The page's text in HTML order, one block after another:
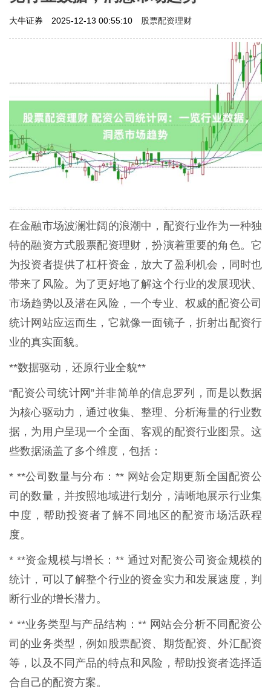
大牛证券 2025-12-13 00:55:10 股票配资理财
在金融市场波澜壮阔的浪潮中，配资行业作为一种独
特的融资方式股票配资理财，扮演着重要的角色。它
为投资者提供了杠杆资金，放大了盈利机会，同时也
带来了风险。为了更好地了解这个行业的发展现状、
市场趋势以及潜在风险，一个专业、权威的配资公司
统计网站应运而生，它就像一面镜子，折射出配资行
业的真实面貌。
**数据驱动，还原行业全貌**
“配资公司统计网”并非简单的信息罗列，而是以数据
为核心驱动力，通过收集、整理、分析海量的行业数
据，为用户呈现一个全面、客观的配资行业图景。这
些数据涵盖了多个维度，包括：
* **公司数量与分布：** 网站会定期更新全国配资公
司的数量，并按照地域进行划分，清晰地展示行业集
中度，帮助投资者了解不同地区的配资市场活跃程
度。
* **资金规模与增长：** 通过对配资公司资金规模的
统计，可以了解整个行业的资金实力和发展速度，判
断行业的增长潜力。
* **业务类型与产品结构：** 网站会分析不同配资公
司的业务类型，例如股票配资、期货配资、外汇配资
等，以及不同产品的特点和风险，帮助投资者选择适
合自己的配资方案。